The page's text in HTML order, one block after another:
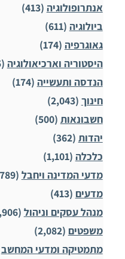
אנתרופולוגיה (413)
ביולוגיה (611)
גאוגרפיה (174)
היסטוריה וארכיאולוגיה (1,625)
הנדסה ותעשייה (174)
חינוך (2,043)
חשבונאות (500)
יהדות (362)
כלכלה (1,101)
מדעי המדינה ויחבל (2,789)
מדעים (413)
מנהל עסקים וניהול (5,906)
משפטים (2,082)
מתמטיקה ומדעי המחשב